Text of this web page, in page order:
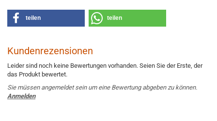
teilen teilen
Kundenrezensionen
Leider sind noch keine Bewertungen vorhanden. Seien Sie der Erste, der
das Produkt bewertet.
Sie müssen angemeldet sein um eine Bewertung abgeben zu können.
Anmelden